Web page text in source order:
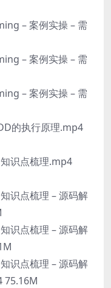
– 案例实操 – 需
– 案例实操 – 需
– 案例实操 – 需
的执行原理.mp4
识点梳理.mp4
识点梳理 – 源码解
识点梳理 – 源码解
识点梳理 – 源码解
75.16M